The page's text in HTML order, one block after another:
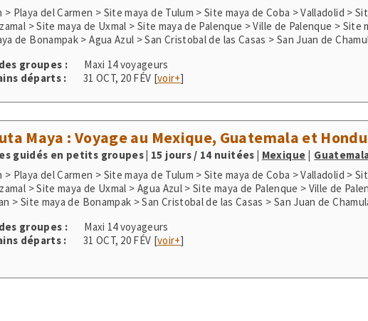
> Playa del Carmen > Site maya de Tulum > Site maya de Coba > Valladolid >
> Site maya de Uxmal > Site maya de Palenque > Ville de Palenque > Site
de Bonampak > Agua Azul > San Cristobal de las Casas > San Juan de
de Tikal > Site maya de Copan > Managua > Granada > Parc National du
> Rincon de la Vieja > San Jose > Parc du Volcan Poas > Plantation de café
Rio Tarcoles & Carara
groupes :
Maxi 14 voyageurs
départs :
31 OCT, 20 FÉV [voir+]
Maya : Voyage au Mexique, Guatemala et
guidés en petits groupes | 15 jours / 14 nuitées| Mexique
> Playa del Carmen > Site maya de Tulum > Site maya de Coba > Valladolid >
> Site maya de Uxmal > Agua Azul > Site maya de Palenque > Ville de
> Site maya de Bonampak > San Cristobal de las Casas > San Juan de
de Tikal > Site maya de Copan
groupes :
Maxi 14 voyageurs
départs :
31 OCT, 20 FÉV [voir+]